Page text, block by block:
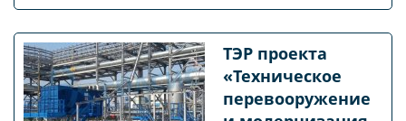
ТЭР проекта
«Техническое
перевооружение